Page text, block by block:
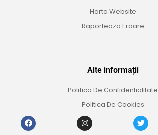
Harta Website
Raporteaza Eroare
Alte informații
Politica De Confidentialitate
Politica De Cookies